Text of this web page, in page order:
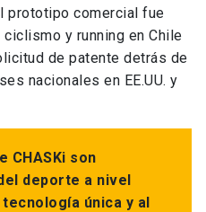
prototipo comercial fue
y running en Chile
de patente detrás de
nacionales en EE.UU. y
CHASKi son
deporte a nivel
única y al